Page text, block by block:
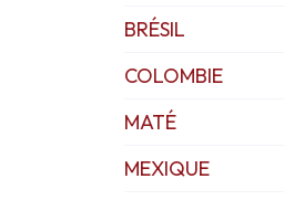
BRÉSIL
COLOMBIE
MATÉ
MEXIQUE